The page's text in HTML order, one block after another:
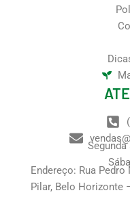
Endereço: Rua
Pilar, Belo Horizonte